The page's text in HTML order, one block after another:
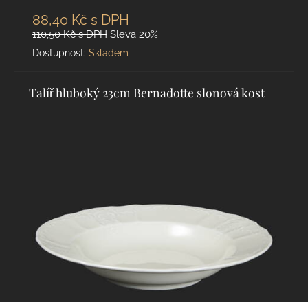
88,40 Kč s DPH
110,50 Kčs DPH Sleva 20%
Dostupnost: Skladem
Talíř hluboký 23cm Bernadotte slonová kost